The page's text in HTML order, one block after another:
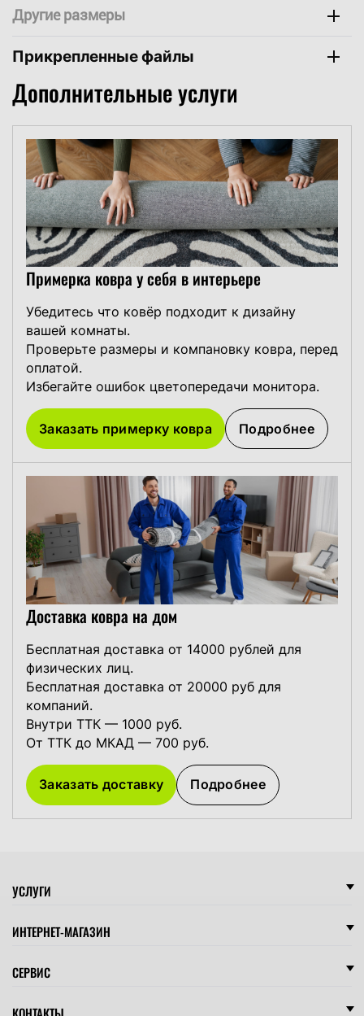
Компаньоны
Прикрепленные файлы
Дополнительные услуги
Примерка ковра у себя в интерьере
Убедитесь что ковёр подходит к дизайну
вашей комнаты.
Проверьте размеры и компановку ковра, перед
оплатой.
Избегайте ошибок цветопередачи монитора.
Заказать примерку ковра Подробнее
Доставка ковра на дом
Бесплатная доставка от 14000 рублей для
физических лиц.
Бесплатная доставка от 20000 руб для
компаний.
Внутри ТТК — 1000 руб.
От ТТК до МКАД — 700 руб.
Заказать доставку Подробнее
УСЛУГИ
ИНТЕРНЕТ-МАГАЗИН
СЕРВИС
КОНТАКТЫ